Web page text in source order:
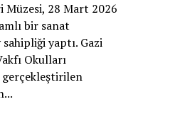
Müzesi, 28 Mart 2026
bir sanat
yaptı. Gazi
Okulları